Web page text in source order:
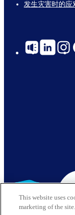
发生灾害时的应
Social
© 2026
This website uses
marketing of the site.